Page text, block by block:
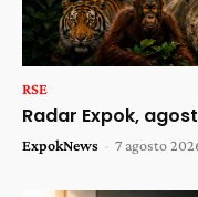
RSE
Radar Expok,
ExpokNews - 7 agosto